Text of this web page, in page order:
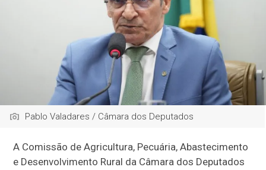
Pablo Valadares / Câmara dos Deputados
A Comissão de Agricultura, Pecuária, Abastecimento
e Desenvolvimento Rural da Câmara dos Deputados